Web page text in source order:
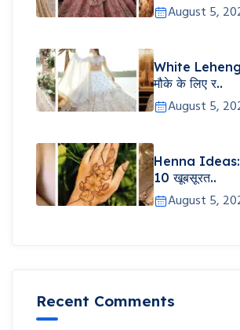
August 5,
White
मौके के लिए र..
August 5,
Henna
10 खूबसूरत..
August 5,
Recent Comments